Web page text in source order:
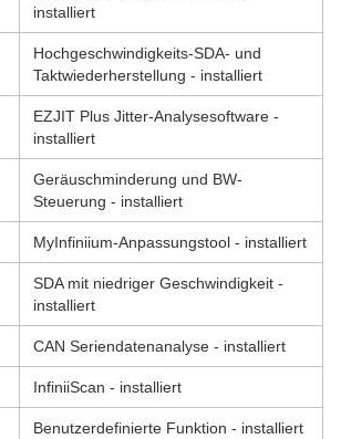
installiert
Hochgeschwindigkeits-SDA- und
Taktwiederherstellung - installiert
EZJIT Plus Jitter-Analysesoftware -
installiert
Geräuschminderung und BW-
Steuerung - installiert
MyInfiniium-Anpassungstool - installiert
SDA mit niedriger Geschwindigkeit -
installiert
CAN Seriendatenanalyse - installiert
InfiniiScan - installiert
Benutzerdefinierte Funktion - installiert